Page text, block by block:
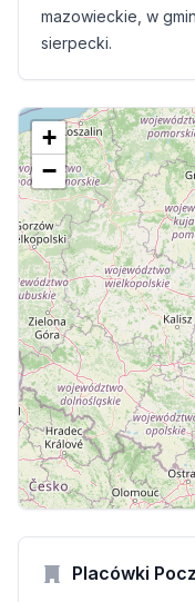
mazowieckie, w
sierpecki.
+
−
Placówki